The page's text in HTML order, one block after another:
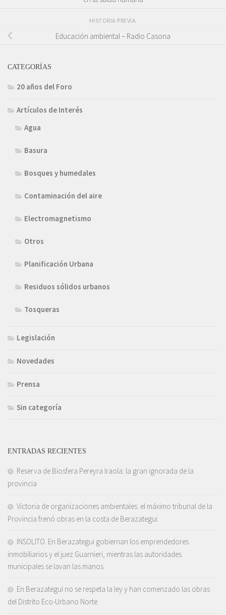
HISTORIA PREVIA
Educación ambiental – Radio Casona
CATEGORÍAS
20 años del Foro
Artículos de Interés
Agua
Basura
Bosques y humedales
Contaminación del aire
Electromagnetismo
Otros
Planificación Urbana
Residuos sólidos urbanos
Tosqueras
Legislación
Novedades
Prensa
Sin categoría
ENTRADAS RECIENTES
Reserva de Biosfera Pereyra Iraola: la gran ignorada de la
provincia
Victoria de organizaciones ambientales: el máximo tribunal de la
Provincia frenó obras en la costa de Berazategui.
INSOLITO. En Berazategui gobiernan los emprendedores
inmobiliarios y el juez Guarnieri, mientras las autoridades
municipales se lavan las manos.
En Berazategui no se respeta la ley y han comenzado las obras
del Distrito Eco-Urbano Norte.